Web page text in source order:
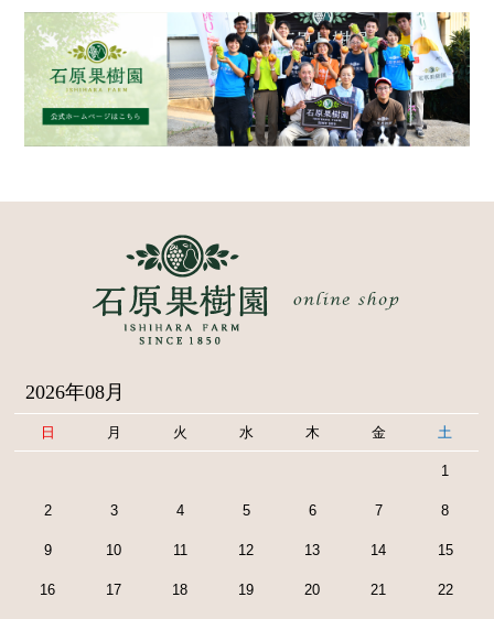
2026年08月
日 月 火 水 木 金 土
1
2 3 4 5 6 7 8
9 10 11 12 13 14 15
16 17 18 19 20 21 22